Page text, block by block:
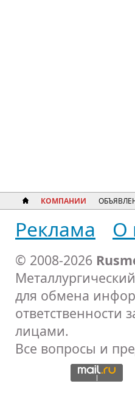
КОМПАНИИ
Реклама О
© 2008-2026
для обмена
лицами.
Все вопросы и